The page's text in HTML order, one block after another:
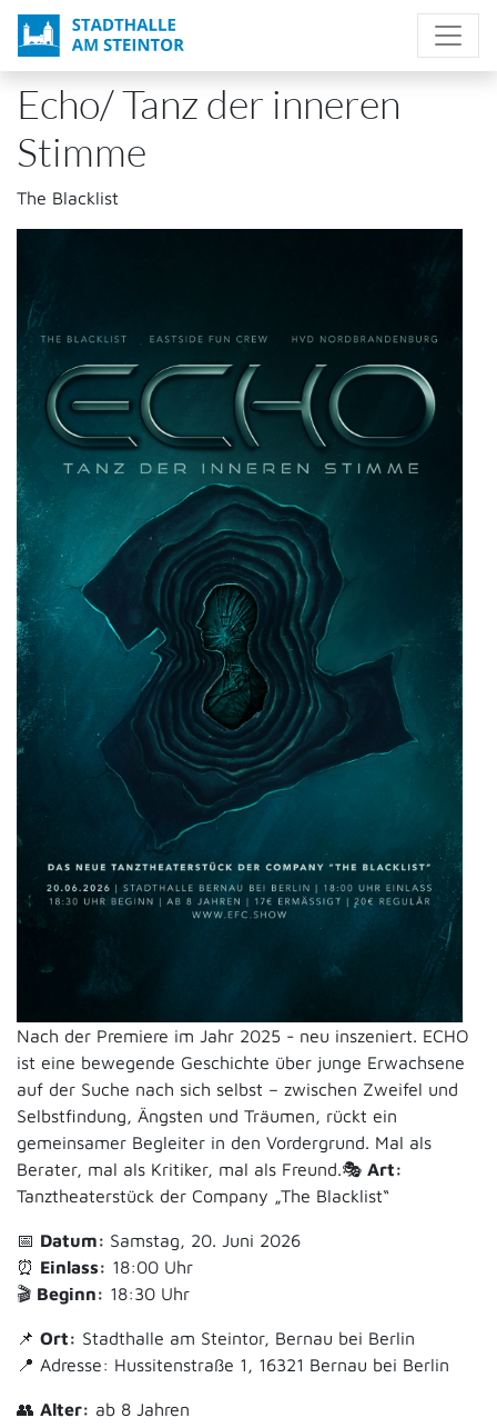
Direkt
zum
Inhalt
Echo/ Tanz der inneren
Stimme
The Blacklist
Nach der Premiere im Jahr 2025 - neu inszeniert. ECHO
ist eine bewegende Geschichte über junge Erwachsene
auf der Suche nach sich selbst – zwischen Zweifel und
Selbstfindung, Ängsten und Träumen, rückt ein
gemeinsamer Begleiter in den Vordergrund. Mal als
Berater, mal als Kritiker, mal als Freund.🎭 Art:
Tanztheaterstück der Company „The Blacklist“
📅 Datum: Samstag, 20. Juni 2026
⏰ Einlass: 18:00 Uhr
🎬 Beginn: 18:30 Uhr
📌 Ort: Stadthalle am Steintor, Bernau bei Berlin
📍 Adresse: Hussitenstraße 1, 16321 Bernau bei Berlin
👥 Alter: ab 8 Jahren